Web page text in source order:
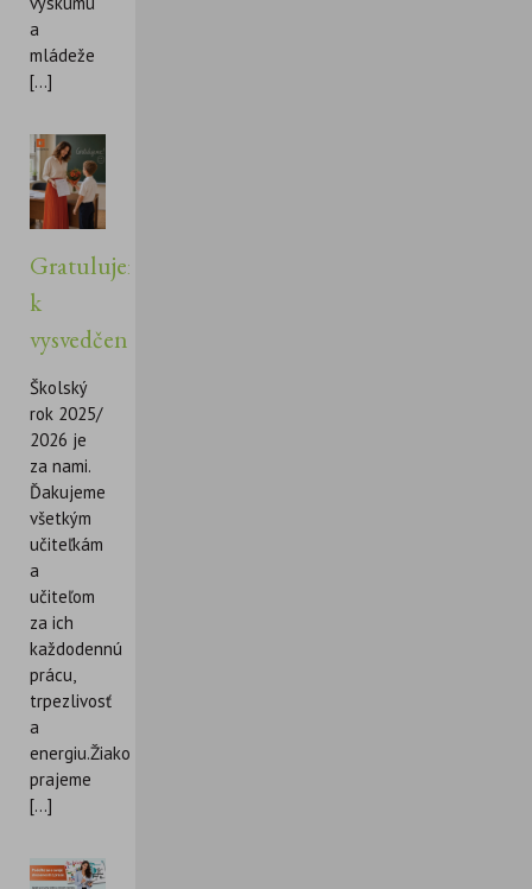
a
mládeže
[...]
Gratulujeme
k
vysvedčeniu!
Školský
rok 2025/
2026 je
za nami.
Ďakujeme
všetkým
učiteľkám
a
učiteľom
za ich
každodennú
prácu,
trpezlivosť
a
energiu.Žiakom
prajeme
[...]